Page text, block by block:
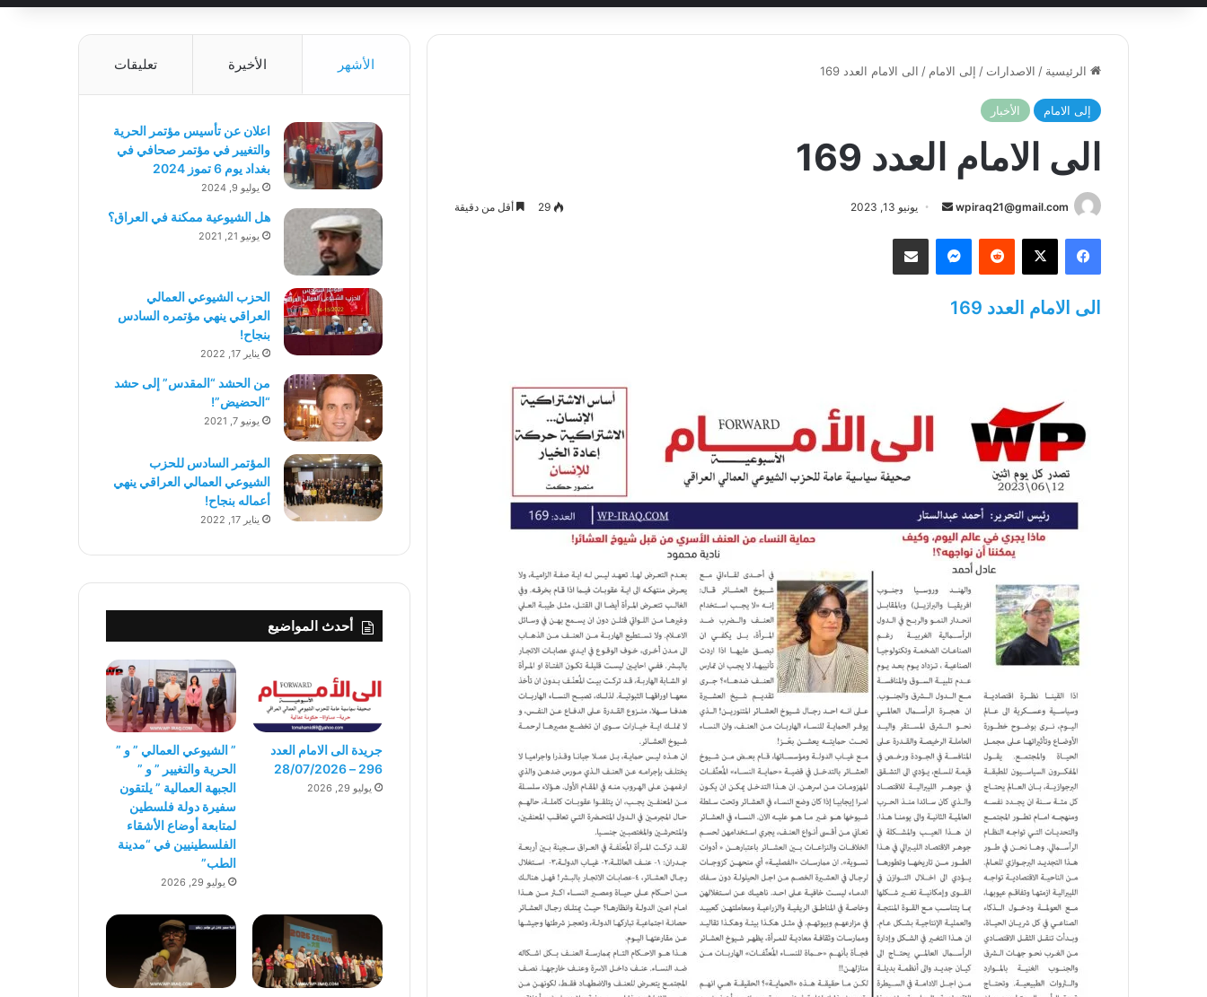
الرئيسية / الاصدارات / إلى الامام / الى الامام العدد 169
إلى الامام الأخبار
الى الامام العدد 169
wpiraq21@gmail.com
أرسل
إلكترونيا
يونيو 13, 2023 29 أقل من دقيقة
فيسبوك ‫X ماسنجر مشاركة عبر البريد
الى الامام العدد 169
الأشهر الأخيرة تعليقات
اعلان عن تأسيس مؤتمر الحرية
والتغيير في مؤتمر صحافي في
بغداد يوم 6 تموز 2024
يوليو 9, 2024
هل الشيوعية ممكنة في العراق؟
يونيو 21, 2021
الحزب الشيوعي العمالي
العراقي ينهي مؤتمره السادس
بنجاح!
يناير 17, 2022
من الحشد “المقدس” إلى حشد
“الحضيض”!
يونيو 7, 2021
المؤتمر السادس للحزب
الشيوعي العمالي العراقي ينهي
أعماله بنجاح!
يناير 17, 2022
أحدث المواضيع
جريدة الى الامام العدد
296 – 28/07/2026
يوليو 29, 2026
” الشيوعي العمالي ” و ”
الحرية والتغيير ” و ”
الجبهة العمالية ” يلتقون
سفيرة دولة فلسطين
لمتابعة أوضاع الأشقاء
الفلسطينيين في “مدينة
الطب”
يوليو 29, 2026